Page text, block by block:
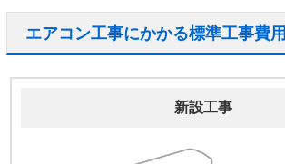
エアコン工事にかかる標準工事費用
新設工事